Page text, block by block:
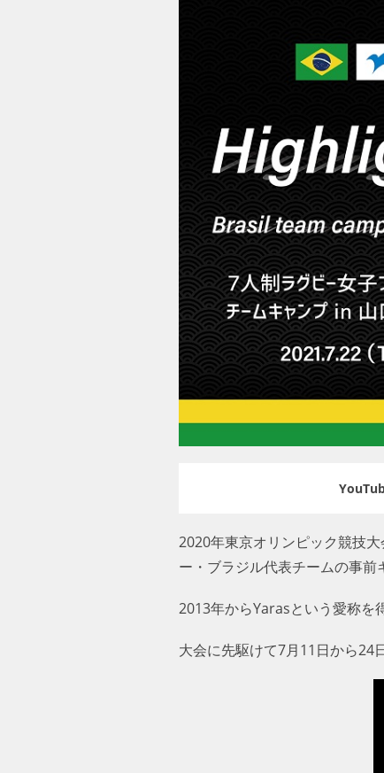
2020年東京オリンピック競技
ー・ブラジル代表チームの事前
2013年からYarasという愛称を
大会に先駆けて7月11日から24